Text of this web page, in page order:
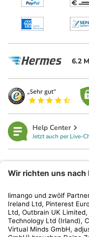
6.2
Help Center
Jetzt auch per Live-
Kundenservice
Shop